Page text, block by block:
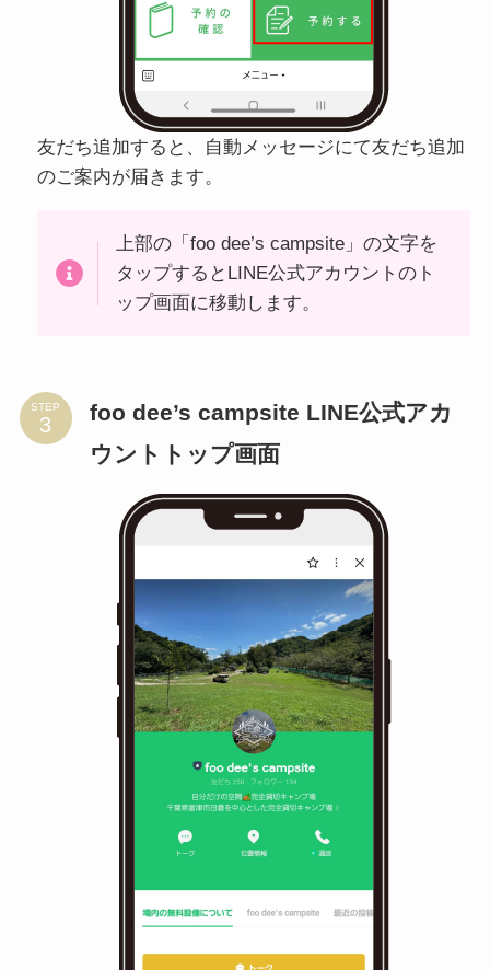
友だち追加すると、自動メッセージにて友だち追加
のご案内が届きます。
上部の「foo dee’s campsite」の文字を
タップするとLINE公式アカウントのト
ップ画面に移動します。
STEP
foo dee’s campsite LINE公式アカ
ウントトップ画面